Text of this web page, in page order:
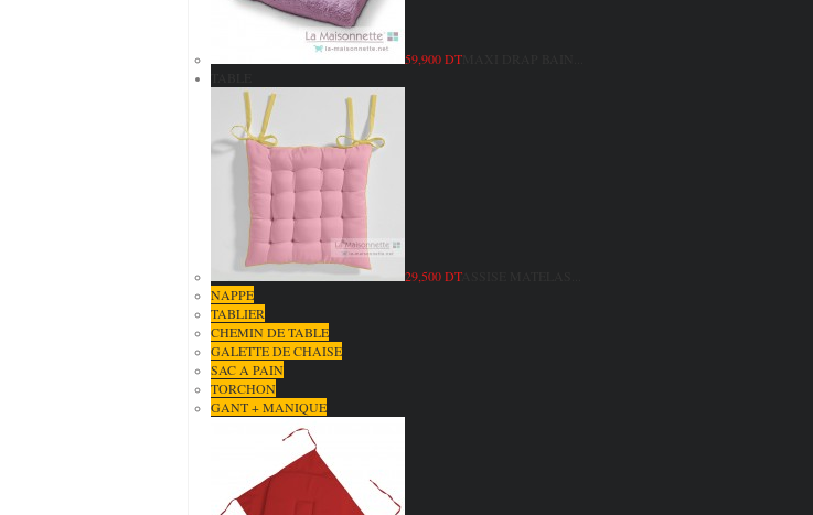
59,900 DT
29,500 DTASSISE MATELAS...
NAPPE
TABLIER
CHEMIN DE TABLE
GALETTE DE CHAISE
SAC A PAIN
TORCHON
GANT + MANIQUE